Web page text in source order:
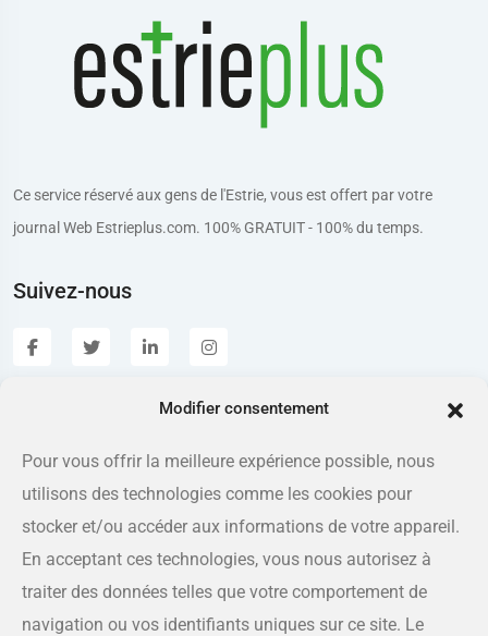
Modifier consentement
Pour vous offrir la meilleure expérience possible, nous
utilisons des technologies comme les cookies pour
stocker et/ou accéder aux informations de votre appareil.
En acceptant ces technologies, vous nous autorisez à
traiter des données telles que votre comportement de
navigation ou vos identifiants uniques sur ce site. Le
Ce service réservé aux gens de l'Estrie, vous est offert par votre
journal Web Estrieplus.com. 100% GRATUIT - 100% du temps.
Suivez-nous
Adresse
175 rue Queen, Sherbrooke QC J1L 1K1
Téléphone
819-566-8810